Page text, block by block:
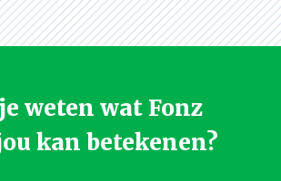
weten wat Fonz
kan betekenen?